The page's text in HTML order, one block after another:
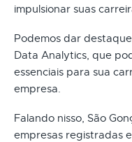
impulsionar suas
Podemos dar
Data Analytics, que
essenciais para sua
empresa.
Falando nisso, São
empresas registradas